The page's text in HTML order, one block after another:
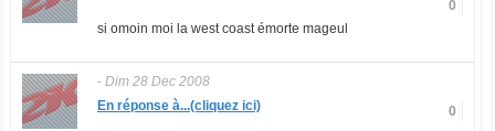
0
si omoin moi la west coast émorte mageul
- Dim 28 Dec 2008
0
En réponse à...(cliquez ici)